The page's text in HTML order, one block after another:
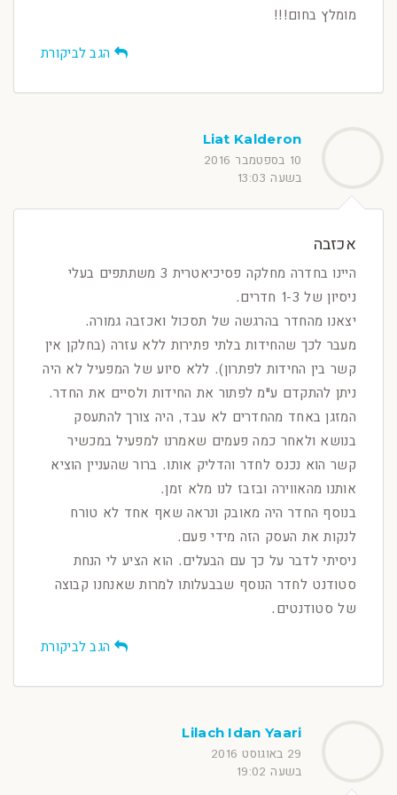
מומלץ בחום!!!
הגב לביקורת
Liat Kalderon
10 בספטמבר 2016
בשעה 13:03
אכזבה
היינו בחדרה מחלקה פסיכיאטרית 3 משתתפים בעלי
ניסיון של 1-3 חדרים.
יצאנו מהחדר בהרגשה של תסכול ואכזבה גמורה.
מעבר לכך שהחידות בלתי פתירות ללא עזרה (בחלקן אין
קשר בין החידות לפתרון). ללא סיוע של המפעיל לא היה
ניתן להתקדם ע"מ לפתור את החידות ולסיים את החדר.
המזגן באחד מהחדרים לא עבד, היה צורך להתעסק
בנושא ולאחר כמה פעמים שאמרנו למפעיל במכשיר
קשר הוא נכנס לחדר והדליק אותו. ברור שהעניין הוציא
אותנו מהאווירה ובזבז לנו מלא זמן.
בנוסף החדר היה מאובק ונראה שאף אחד לא טורח
לנקות את העסק הזה מידי פעם.
ניסיתי לדבר על כך עם הבעלים. הוא הציע לי הנחת
סטודנט לחדר הנוסף שבבעלותו למרות שאנחנו קבוצה
של סטודנטים.
הגב לביקורת
Lilach Idan Yaari
29 באוגוסט 2016
בשעה 19:02